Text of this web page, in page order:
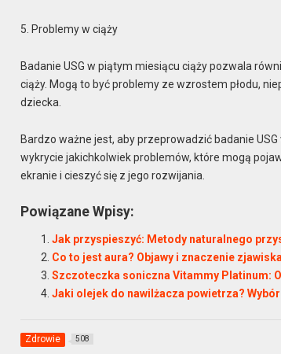
5. Problemy w ciąży
Badanie USG w piątym miesiącu ciąży pozwala
ciąży. Mogą to być problemy ze wzrostem płodu,
dziecka.
Bardzo ważne jest, aby przeprowadzić badanie
wykrycie jakichkolwiek problemów, które mogą
ekranie i cieszyć się z jego rozwijania.
Powiązane Wpisy:
Jak przyspieszyć: Metody naturalnego
Co to jest aura? Objawy i znaczenie
Szczoteczka soniczna Vitammy Platinum:
Jaki olejek do nawilżacza powietrza?
Zdrowie 508